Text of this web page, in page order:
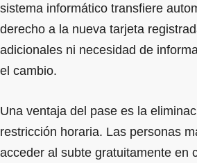
sistema informático transfiere
derecho a la nueva tarjeta
adicionales ni necesidad de
el cambio.
Una ventaja del pase es la
restricción horaria. Las personas
acceder al subte gratuitamente en